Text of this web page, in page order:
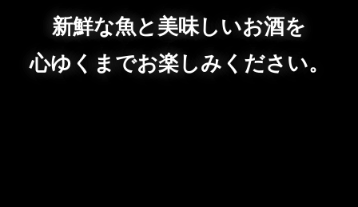
新鮮な魚と美味しいお酒を
心ゆくまでお楽しみください。